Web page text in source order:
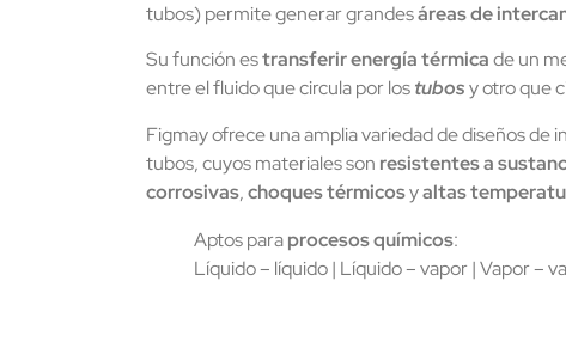
tubos) permite generar grandesáreas de
Su función estransferir energía térmicade un
entre el fluido que circula por lostubosy otro que
Figmay ofrece una amplia variedad de diseños de
tubos, cuyos materiales son resistentes a
corrosivas,choques térmicosyaltas
Aptos paraprocesos químicos:
Líquido – líquido | Líquido – vapor | Vapor –